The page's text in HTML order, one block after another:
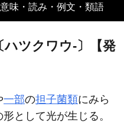
味・読み・例文・類語
ツクワウ‐〕【発
一部の担子菌類にみら
形として光が生じる。